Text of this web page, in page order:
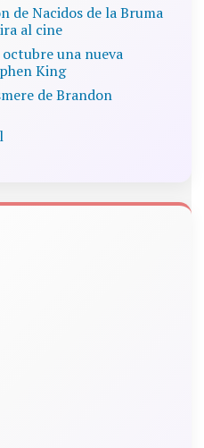
de Nacidos de la Bruma
al cine
una nueva
King
de Brandon